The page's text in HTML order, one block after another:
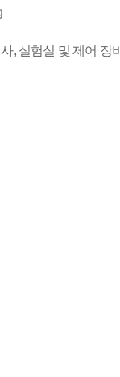
, 실험실 및 제어 장비